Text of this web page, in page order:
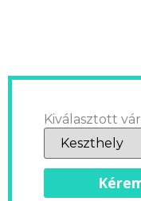
Kiválasztott